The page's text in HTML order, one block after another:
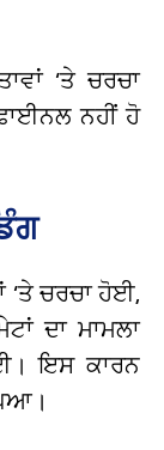
‘ਤੇ ਚਰਚਾ
ਨਹੀਂ ਹੋ
‘ਤੇ ਚਰਚਾ ਹੋਈ,
ਦਾ ਮਾਮਲਾ
ਇਸ ਕਾਰਨ